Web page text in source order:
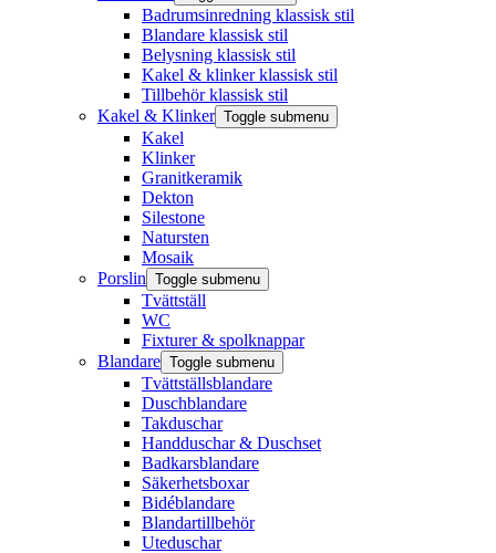
Badrumsinredning klassisk stil
Blandare klassisk stil
Belysning klassisk stil
Kakel & klinker klassisk stil
Tillbehör klassisk stil
Kakel & Klinker Toggle submenu
Kakel
Klinker
Granitkeramik
Dekton
Silestone
Natursten
Mosaik
Porslin Toggle submenu
Tvättställ
WC
Fixturer & spolknappar
Blandare Toggle submenu
Tvättställsblandare
Duschblandare
Takduschar
Handduschar & Duschset
Badkarsblandare
Säkerhetsboxar
Bidéblandare
Blandartillbehör
Uteduschar